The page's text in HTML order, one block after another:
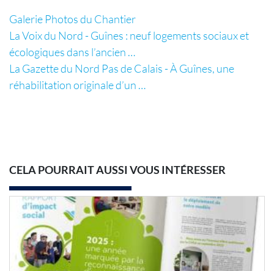
Galerie Photos du Chantier
La Voix du Nord - Guînes : neuf logements sociaux et
écologiques dans l’ancien …
La Gazette du Nord Pas de Calais - À Guînes, une
réhabilitation originale d’un …
CELA POURRAIT AUSSI VOUS INTÉRESSER